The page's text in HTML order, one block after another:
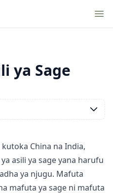
ya Sage
China na India,
asili ya sage yana harufu
ya njugu. Mafuta
mafuta ya sage ni mafuta